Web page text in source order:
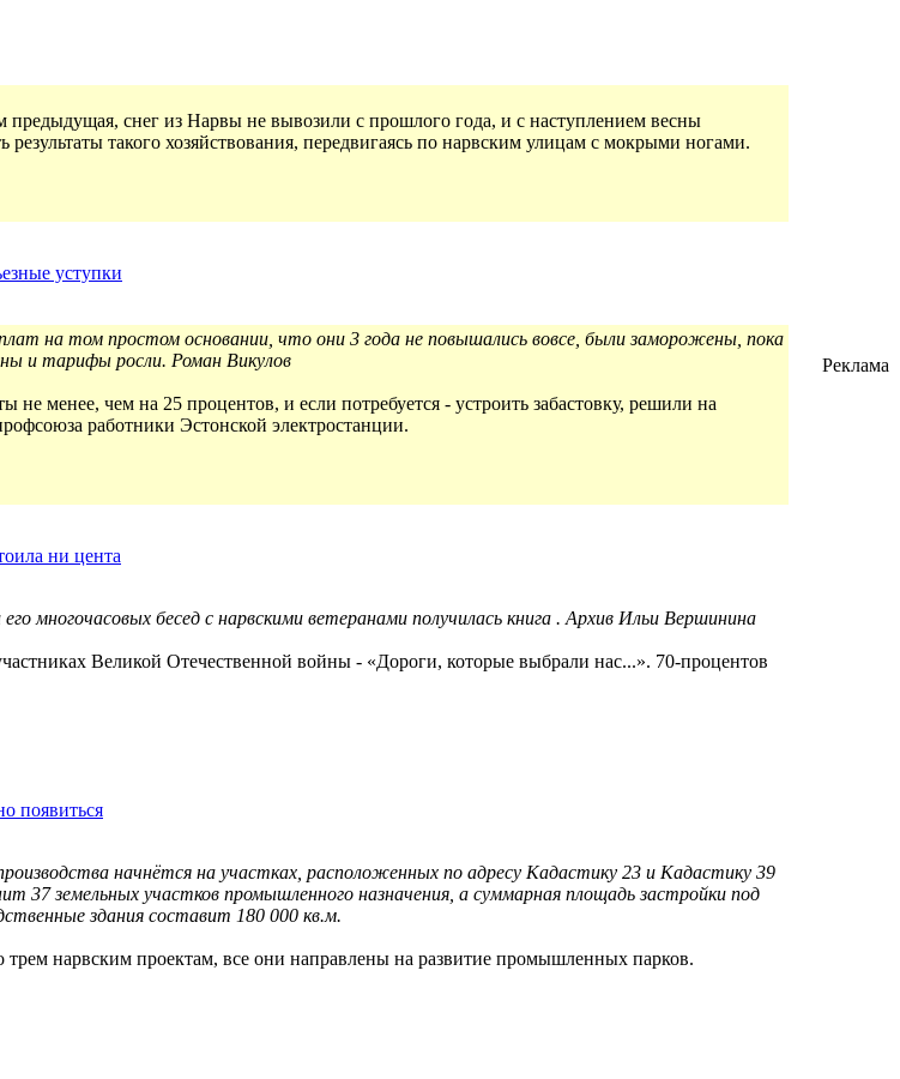
снег из Нарвы не вывозили с прошлого года, и с наступлением весны
такого хозяйствования, передвигаясь по нарвским улицам с мокрыми ногами.
уступки
на том простом основании, что они 3 года не повышались вовсе, были заморожены, пока
и тарифы росли. Роман Викулов
менее, чем на 25 процентов, и если потребуется - устроить забастовку, решили на
работники Эстонской электростанции.
ни цента
многочасовых бесед с нарвскими ветеранами получилась книга . Архив Ильи Вершинина
Великой Отечественной войны - «Дороги, которые выбрали нас...». 70-процентов
появиться
начнётся на участках, расположенных по адресу Кадастику 23 и Кадастику 39
земельных участков промышленного назначения, а суммарная площадь застройки под
здания составит 180 000 кв.м.
нарвским проектам, все они направлены на развитие промышленных парков.
Реклама